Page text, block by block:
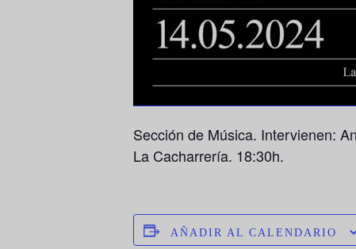
Sección de Música. Intervienen:
La Cacharrería. 18:30h.
AÑADIR AL CALENDARIO